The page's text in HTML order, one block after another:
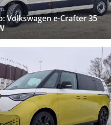
Volkswagen e-Crafter 35